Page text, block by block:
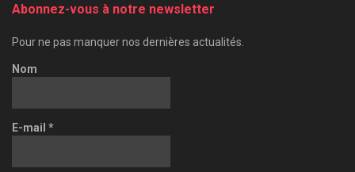
Abonnez-vous à notre newsletter
Pour ne pas manquer nos dernières actualités.
Nom
E-mail *